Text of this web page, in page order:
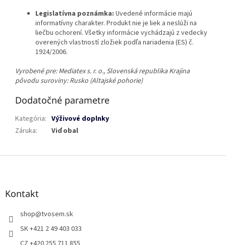
Legislatívna poznámka: Uvedené informácie majú
informatívny charakter. Produkt nie je liek a neslúži na
liečbu ochorení. Všetky informácie vychádzajú z vedecky
overených vlastností zložiek podľa nariadenia (ES) č.
1924/2006.
Vyrobené pre: Mediatex s. r. o., Slovenská republika Krajina
pôvodu suroviny: Rusko (Altajské pohorie)
Dodatočné parametre
Kategória: Výživové doplnky
Záruka: Viď obal
Z
Kontakt
shop@tvosem.sk
SK +421 2 49 403 033